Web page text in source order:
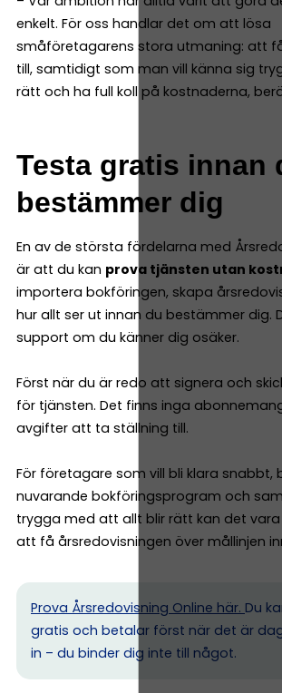
enkelt. För oss handlar det om att lösa
småföretagarens stora utmaning: att
till, samtidigt som man vill känna sig
rätt och ha full koll på kostnaderna,
Testa gratis innan
bestämmer dig
En av de största fördelarna med
är att du kan prova tjänsten utan
importera bokföringen, skapa
hur allt ser ut innan du bestämmer dig.
support om du känner dig osäker.
Först när du är redo att signera och
för tjänsten. Det finns inga
avgifter att ta ställning till.
För företagare som vill bli klara snabbt,
nuvarande bokföringsprogram och
trygga med att allt blir rätt kan det
att få årsredovisningen över mållinjen
Prova Årsredovisning Online här. Du
gratis och betalar först när det är
in – du binder dig inte till något.